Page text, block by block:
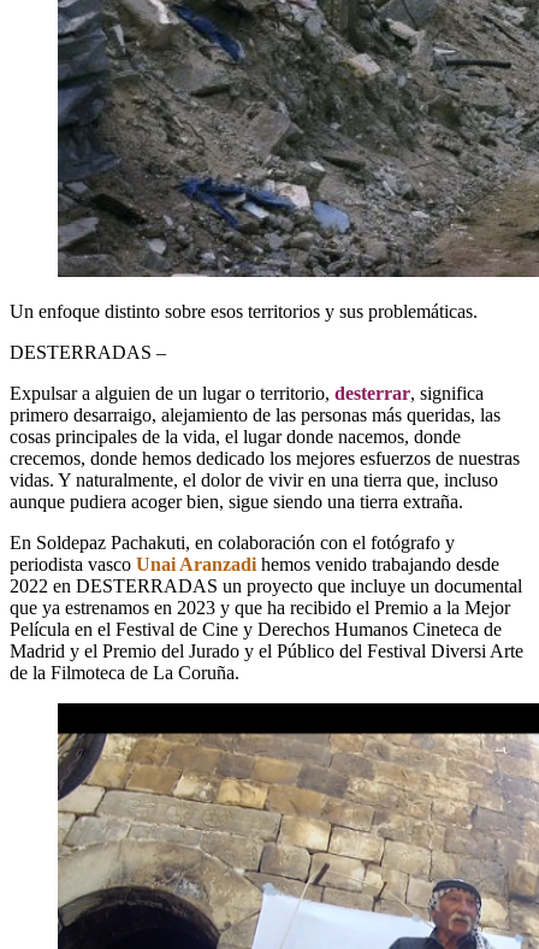
Un enfoque distinto sobre esos territorios y sus problemáticas.
DESTERRADAS –
Expulsar a alguien de un lugar o territorio, desterrar, significa
primero desarraigo, alejamiento de las personas más queridas, las
cosas principales de la vida, el lugar donde nacemos, donde
crecemos, donde hemos dedicado los mejores esfuerzos de nuestras
vidas. Y naturalmente, el dolor de vivir en una tierra que, incluso
aunque pudiera acoger bien, sigue siendo una tierra extraña.
En Soldepaz Pachakuti, en colaboración con el fotógrafo y
periodista vasco Unai Aranzadi hemos venido trabajando desde
2022 en DESTERRADAS un proyecto que incluye un documental
que ya estrenamos en 2023 y que ha recibido el Premio a la Mejor
Película en el Festival de Cine y Derechos Humanos Cineteca de
Madrid y el Premio del Jurado y el Público del Festival Diversi Arte
de la Filmoteca de La Coruña.